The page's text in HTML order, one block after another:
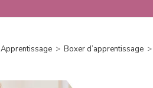
Apprentissage > Boxer d’apprentissage >